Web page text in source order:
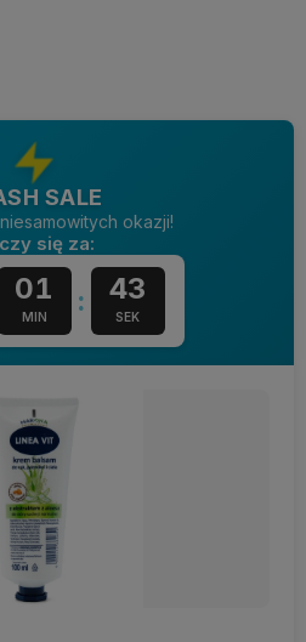
SALE
okazji!
się za:
01
MIN : 42
SEK